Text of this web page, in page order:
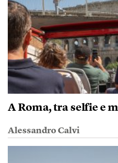
A Roma, tra selfie e
Alessandro Calvi